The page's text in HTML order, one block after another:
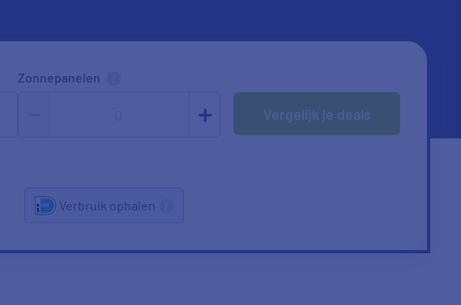
Zonnepanelen
Vergelijk je deals
Verbruik ophalen